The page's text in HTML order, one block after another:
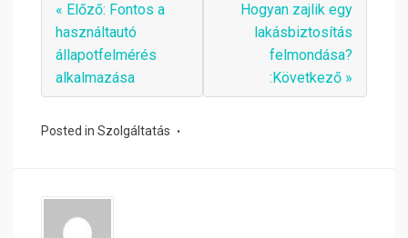
« Előző: Fontos a
használtautó
állapotfelmérés
alkalmazása
Hogyan zajlik egy
lakásbiztosítás
felmondása?
:Következő »
Posted in Szolgáltatás